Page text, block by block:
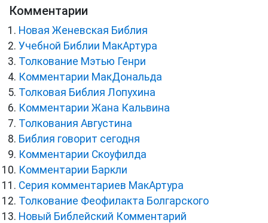
Комментарии
Новая Женевская Библия
Учебной Библии МакАртура
Толкование Мэтью Генри
Комментарии МакДональда
Толковая Библия Лопухина
Комментарии Жана Кальвина
Толкования Августина
Библия говорит сегодня
Комментарии Скоуфилда
Комментарии Баркли
Серия комментариев МакАртура
Толкование Феофилакта Болгарского
Новый Библейский Комментарий